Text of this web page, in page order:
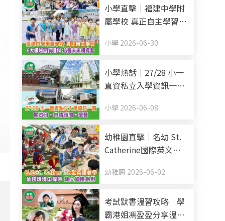
小學直擊｜福建中學附
屬學校 真正自主學習 6
來領導者
小學 2026-06-30
小學熱話｜27/28 小一
直資私立入學資訊一覽
(持續更新)
小學 2026-06-08
幼稚園直擊｜名幼 St.
Catherine國際英文幼
學 愉快環境中探索 建
幼稚園 2026-06-02
考試默書溫習攻略｜學
霸港姐馮盈盈分享溫書